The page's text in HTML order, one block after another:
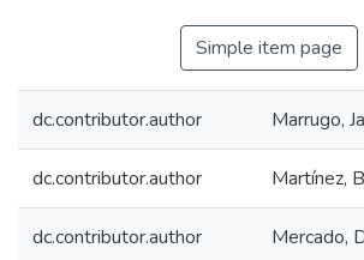
Simple item page
dc.contributor.author Marrugo,
dc.contributor.author Martínez,
dc.contributor.author Mercado,